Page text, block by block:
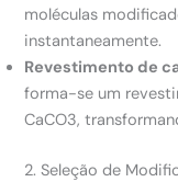
moléculas
instantaneamente.
Revestimento de
forma-se um
CaCO3,
2. Seleção de